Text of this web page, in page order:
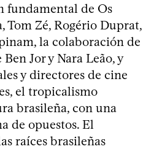
fundamental de Os
Tom Zé, Rogério Duprat,
la colaboración de
Jor y Nara Leão, y
y directores de cine
el tropicalismo
brasileña, con una
de opuestos. El
raíces brasileñas